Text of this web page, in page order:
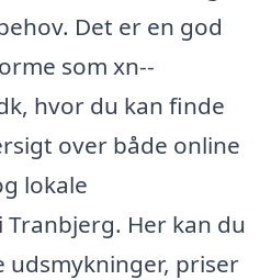
Det er en god
som xn--
hvor du kan finde
over både online
lokale
Her kan du
udsmykninger, priser